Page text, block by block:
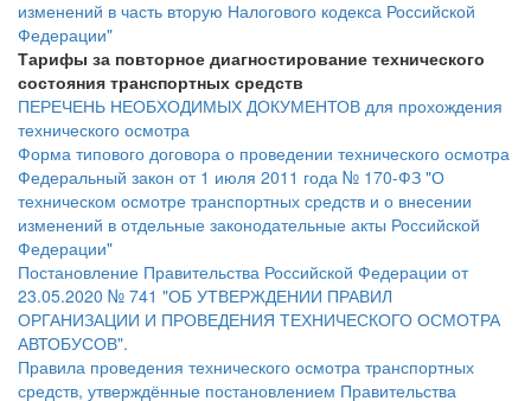
изменений в часть вторую Налогового кодекса Российской
Федерации"
Тарифы за повторное диагностирование технического
состояния транспортных средств
ПЕРЕЧЕНЬ НЕОБХОДИМЫХ ДОКУМЕНТОВ для прохождения
технического осмотра
Форма типового договора о проведении технического осмотра
Федеральный закон от 1 июля 2011 года № 170-ФЗ "О
техническом осмотре транспортных средств и о внесении
изменений в отдельные законодательные акты Российской
Федерации"
Постановление Правительства Российской Федерации от
23.05.2020 № 741 "ОБ УТВЕРЖДЕНИИ ПРАВИЛ
ОРГАНИЗАЦИИ И ПРОВЕДЕНИЯ ТЕХНИЧЕСКОГО ОСМОТРА
АВТОБУСОВ".
Правила проведения технического осмотра транспортных
средств, утверждённые постановлением Правительства